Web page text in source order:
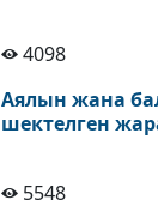
4098
Аялын жана
шектелген
5548